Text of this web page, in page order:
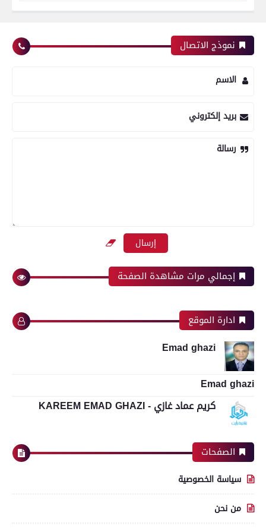
نموذج الاتصال
الاسم
بريد إلكتروني
رسالة
إجمالي مرات مشاهدة الصفحة
ادارة الموقع
Emad ghazi
Emad ghazi
كريم عماد غازي - KAREEM EMAD GHAZI
الصفحات
سياسة الخصوصية
من نحن